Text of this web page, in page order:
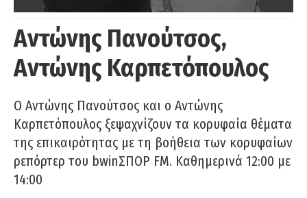
Αντώνης Πανούτσος,
Αντώνης Καρπετόπουλος
Ο Αντώνης Πανούτσος και ο Αντώνης
Καρπετόπουλος ξεψαχνίζουν τα κορυφαία θέματα
της επικαιρότητας με τη βοήθεια των κορυφαίων
ρεπόρτερ του bwinΣΠΟΡ FM. Καθημερινά 12:00 με
14:00